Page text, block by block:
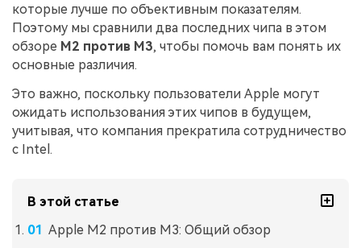
которые лучше по объективным показателям.
Поэтому мы сравнили два последних чипа в этом
обзоре M2 против M3, чтобы помочь вам понять их
основные различия.
Это важно, поскольку пользователи Apple могут
ожидать использования этих чипов в будущем,
учитывая, что компания прекратила сотрудничество
с Intel.
В этой статье
Apple M2 против M3: Общий обзор